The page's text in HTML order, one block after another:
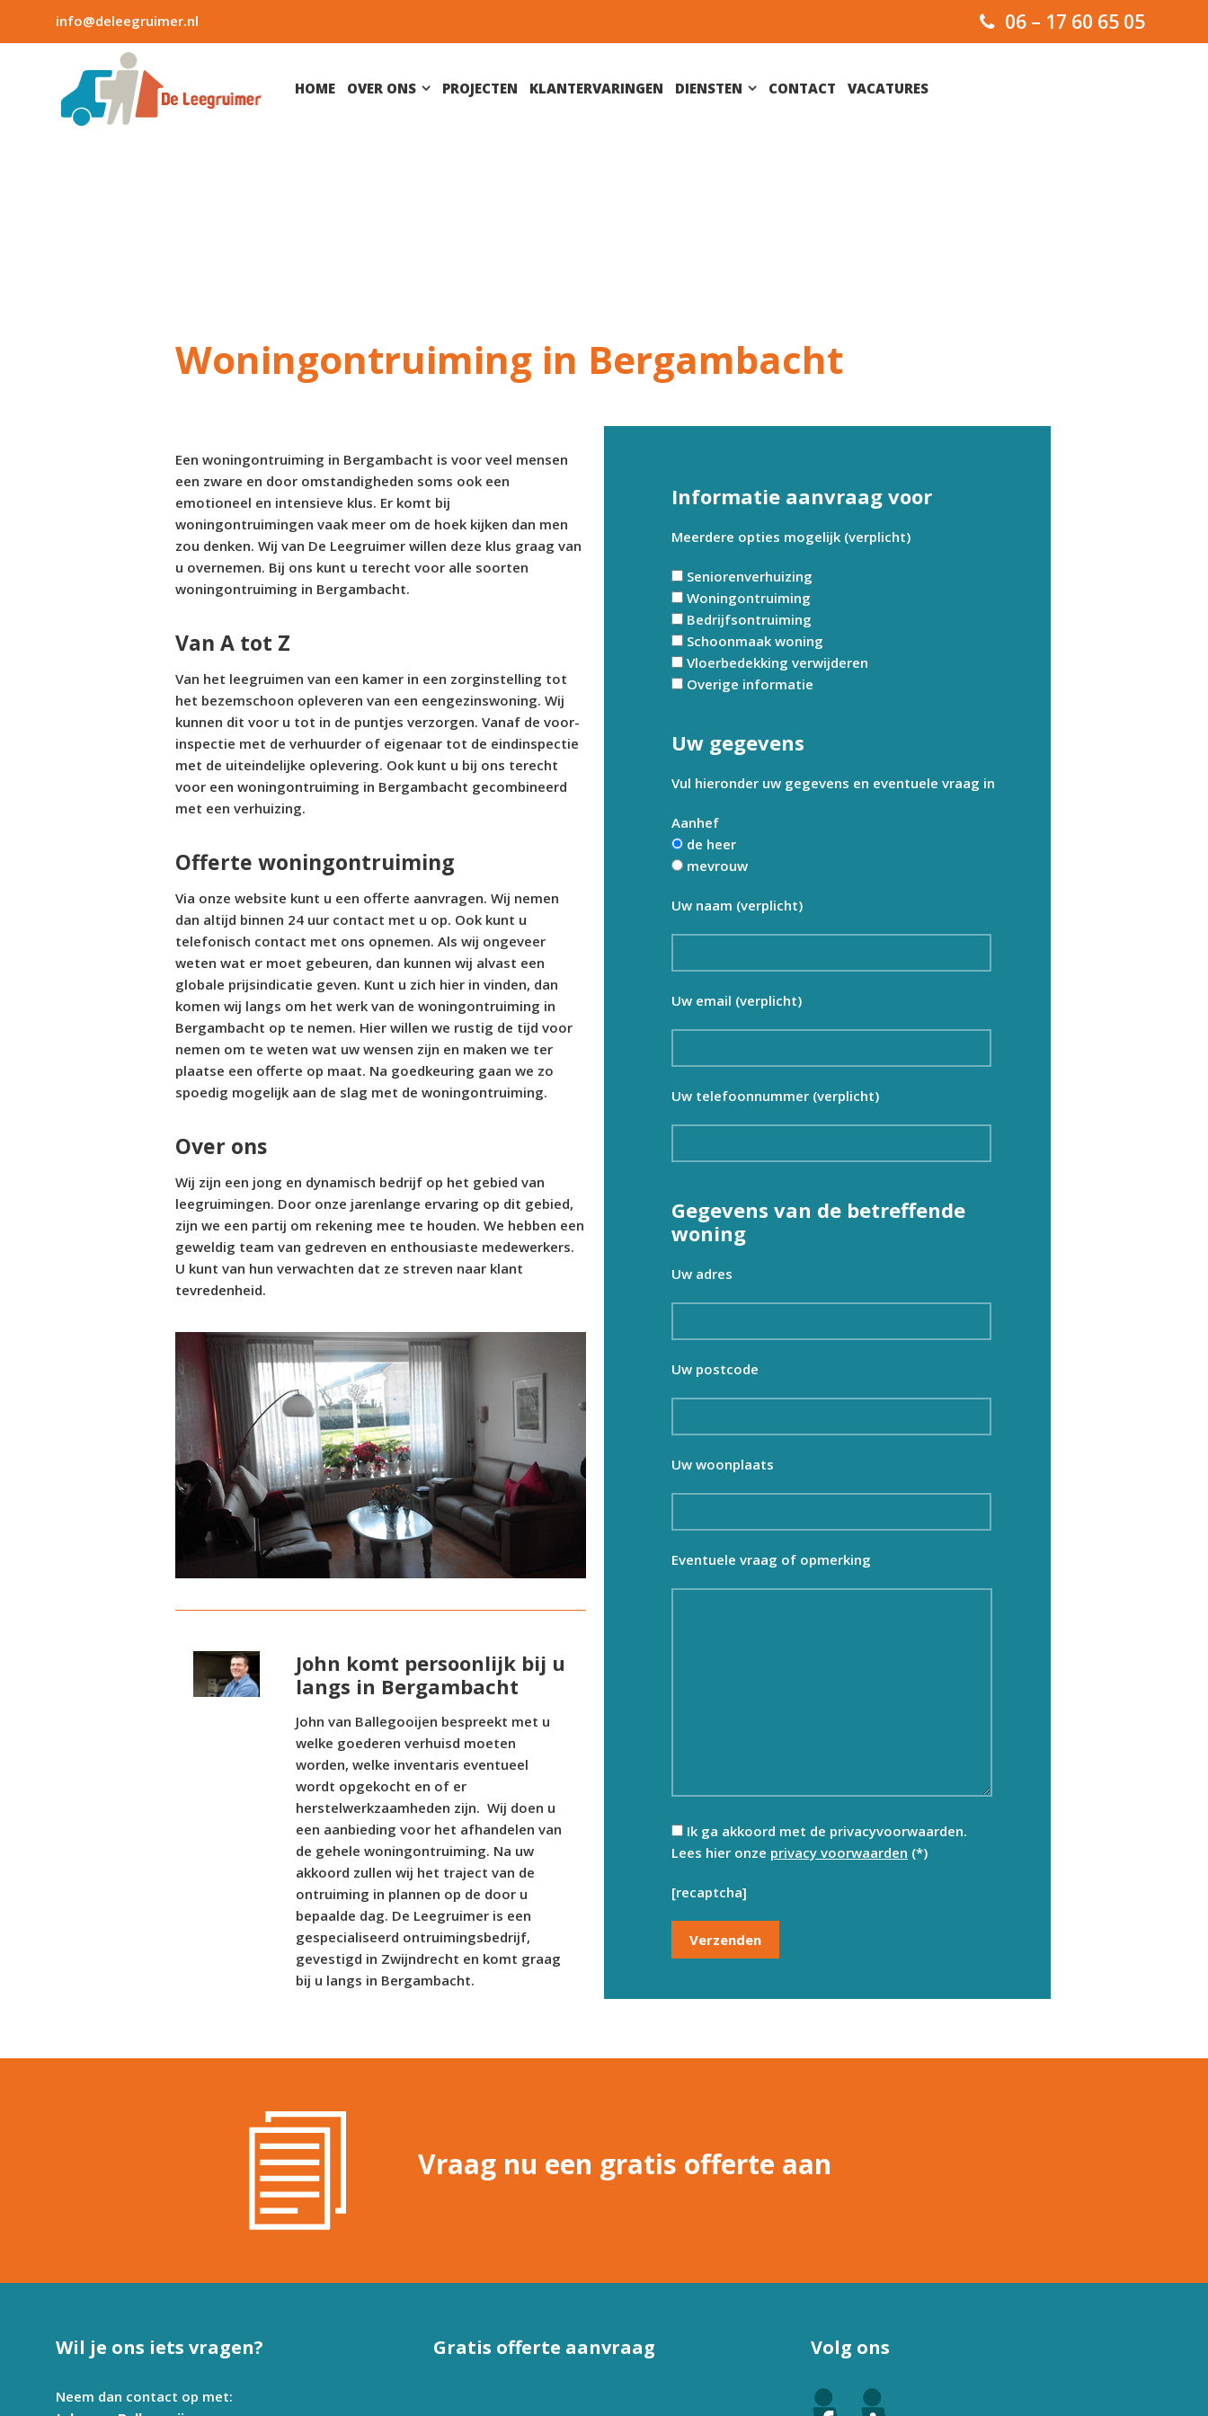
info@deleegruimer.nl 06 – 17 60 65 05
HOME OVER ONS PROJECTEN KLANTERVARINGEN DIENSTEN CONTACT VACATURES
Woningontruiming in Bergambacht
Een woningontruiming in Bergambacht is voor veel mensen
een zware en door omstandigheden soms ook een
emotioneel en intensieve klus. Er komt bij
woningontruimingen vaak meer om de hoek kijken dan men
zou denken. Wij van De Leegruimer willen deze klus graag van
u overnemen. Bij ons kunt u terecht voor alle soorten
woningontruiming in Bergambacht.
Van A tot Z
Van het leegruimen van een kamer in een zorginstelling tot
het bezemschoon opleveren van een eengezinswoning. Wij
kunnen dit voor u tot in de puntjes verzorgen. Vanaf de voor-
inspectie met de verhuurder of eigenaar tot de eindinspectie
met de uiteindelijke oplevering. Ook kunt u bij ons terecht
voor een woningontruiming in Bergambacht gecombineerd
met een verhuizing.
Offerte woningontruiming
Via onze website kunt u een offerte aanvragen. Wij nemen
dan altijd binnen 24 uur contact met u op. Ook kunt u
telefonisch contact met ons opnemen. Als wij ongeveer
weten wat er moet gebeuren, dan kunnen wij alvast een
globale prijsindicatie geven. Kunt u zich hier in vinden, dan
komen wij langs om het werk van de woningontruiming in
Bergambacht op te nemen. Hier willen we rustig de tijd voor
nemen om te weten wat uw wensen zijn en maken we ter
plaatse een offerte op maat. Na goedkeuring gaan we zo
spoedig mogelijk aan de slag met de woningontruiming.
Over ons
Wij zijn een jong en dynamisch bedrijf op het gebied van
leegruimingen. Door onze jarenlange ervaring op dit gebied,
zijn we een partij om rekening mee te houden. We hebben een
geweldig team van gedreven en enthousiaste medewerkers.
U kunt van hun verwachten dat ze streven naar klant
tevredenheid.
John komt persoonlijk bij u
langs in Bergambacht
John van Ballegooijen bespreekt met u
welke goederen verhuisd moeten
worden, welke inventaris eventueel
wordt opgekocht en of er
herstelwerkzaamheden zijn. Wij doen u
een aanbieding voor het afhandelen van
de gehele woningontruiming. Na uw
akkoord zullen wij het traject van de
ontruiming in plannen op de door u
bepaalde dag. De Leegruimer is een
gespecialiseerd ontruimingsbedrijf,
gevestigd in Zwijndrecht en komt graag
bij u langs in Bergambacht.
Informatie aanvraag voor
Meerdere opties mogelijk (verplicht)
Seniorenverhuizing
Woningontruiming
Bedrijfsontruiming
Schoonmaak woning
Vloerbedekking verwijderen
Overige informatie
Uw gegevens
Vul hieronder uw gegevens en eventuele vraag in
Aanhef
de heer
mevrouw
Uw naam (verplicht)
Uw email (verplicht)
Uw telefoonnummer (verplicht)
Gegevens van de betreffende
woning
Uw adres
Uw postcode
Uw woonplaats
Eventuele vraag of opmerking
Ik ga akkoord met de privacyvoorwaarden.
Lees hier onze privacy voorwaarden (*)
[recaptcha]
Vraag nu een gratis offerte aan
Wil je ons iets vragen?
Neem dan contact op met:
Gratis offerte aanvraag Volg ons